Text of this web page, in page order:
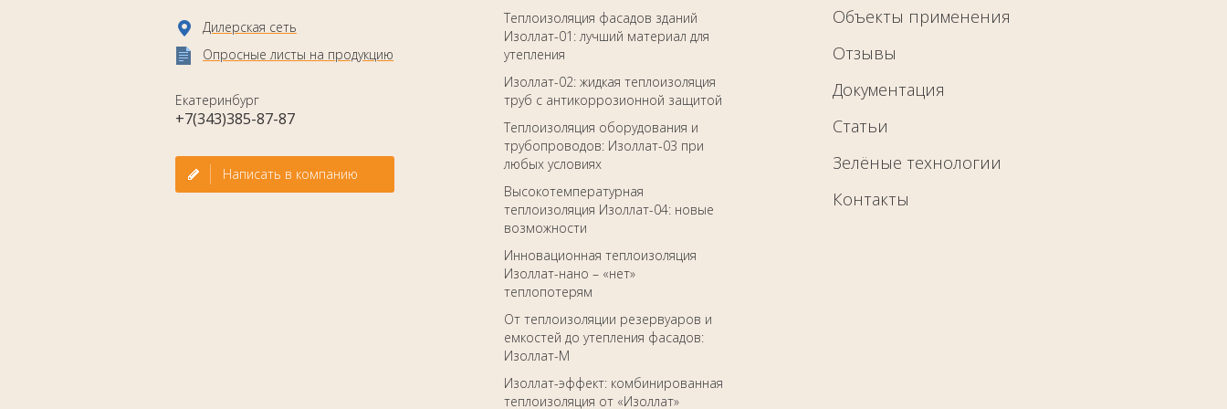
Дилерская сеть
Опросные листы на продукцию
Екатеринбург
+7(343)385-87-87
Написать в компанию
Теплоизоляция фасадов зданий
Изоллат-01: лучший материал для
утепления
Изоллат-02: жидкая теплоизоляция
труб с антикоррозионной защитой
Теплоизоляция оборудования и
трубопроводов: Изоллат-03 при
любых условиях
Высокотемпературная
теплоизоляция Изоллат-04: новые
возможности
Инновационная теплоизоляция
Изоллат-нано – «нет»
теплопотерям
От теплоизоляции резервуаров и
емкостей до утепления фасадов:
Изоллат-М
Изоллат-эффект: комбинированная
теплоизоляция от «Изоллат»
Объекты применения
Отзывы
Документация
Статьи
Зелёные технологии
Контакты